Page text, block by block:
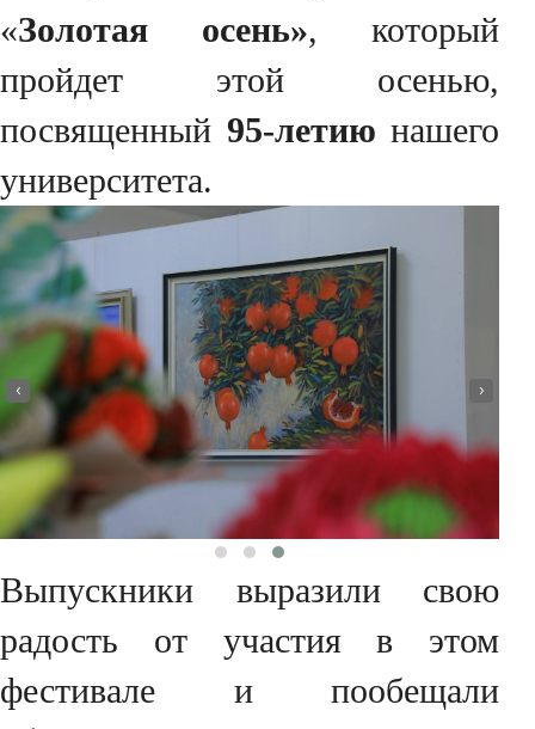
«Золотая осень», который
пройдет этой осенью,
посвященный 95-летию нашего
университета.
‹ ›
Выпускники выразили свою
радость от участия в этом
фестивале и пообещали